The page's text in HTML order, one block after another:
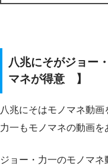
八兆にそがジョ
マネが得意 】
八兆にそはモノマネ動画
力一もモノマネの動画を
ジョー・力一のモノマネ